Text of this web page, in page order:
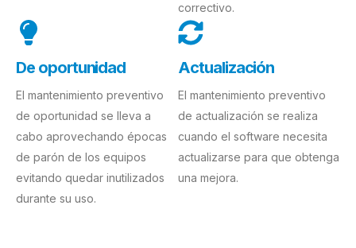
correctivo.
De oportunidad
El mantenimiento preventivo
de oportunidad se lleva a
cabo aprovechando épocas
de parón de los equipos
evitando quedar inutilizados
durante su uso.
Actualización
El mantenimiento preventivo
de actualización se realiza
cuando el software necesita
actualizarse para que obtenga
una mejora.